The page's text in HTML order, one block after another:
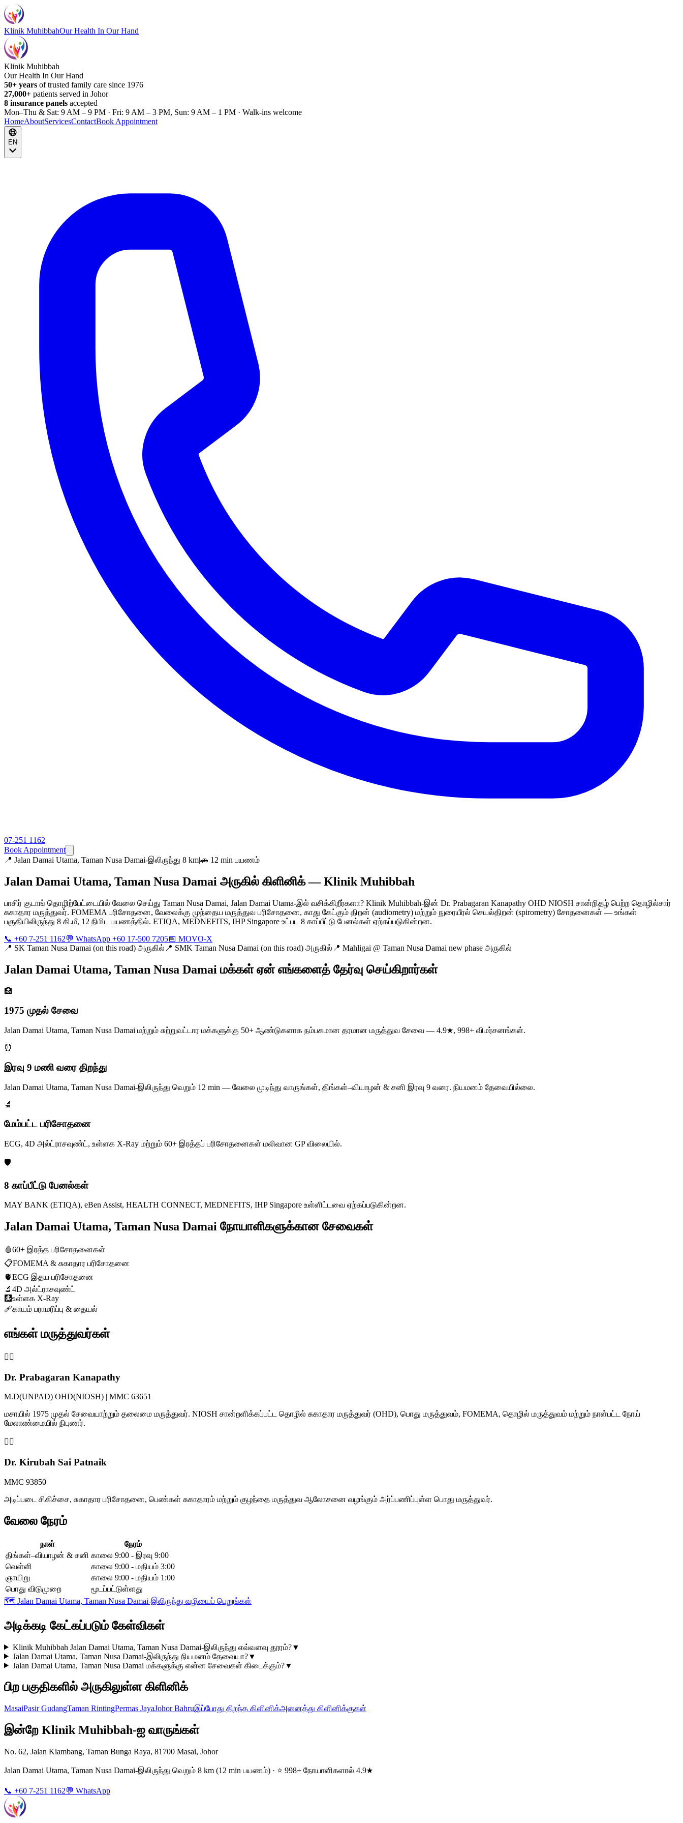
Klinik MuhibbahOur Health In Our Hand
Klinik Muhibbah
Our Health In Our Hand
50+ years of trusted family care since 1976
27,000+ patients served in Johor
8 insurance panels accepted
Mon–Thu & Sat: 9 AM – 9 PM · Fri: 9 AM – 3 PM, Sun: 9 AM – 1 PM · Walk-ins welcome
HomeAboutServicesContactBook Appointment
EN
07-251 1162
Book Appointment
📍 Jalan Damai Utama, Taman Nusa Damai-இலிருந்து 8 km|🚗 12 min பயணம்
Jalan Damai Utama, Taman Nusa Damai அருகில் கிளினிக் — Klinik Muhibbah
பாசிர் குடாங் தொழிற்பேட்டையில் வேலை செய்து Taman Nusa Damai, Jalan Damai Utama-இல் வசிக்கிறீர்களா? Klinik Muhibbah-இன் Dr. Prabagaran Kanapathy OHD NIOSH சான்றிதழ் பெற்ற தொழில்சார்
சுகாதார மருத்துவர். FOMEMA பரிசோதனை, வேலைக்கு முந்தைய மருத்துவ பரிசோதனை, காது கேட்கும் திறன் (audiometry) மற்றும் நுரையீரல் செயல்திறன் (spirometry) சோதனைகள் — உங்கள்
பகுதியிலிருந்து 8 கி.மீ, 12 நிமிட பயணத்தில். ETIQA, MEDNEFITS, IHP Singapore உட்பட 8 காப்பீட்டு பேனல்கள் ஏற்கப்படுகின்றன.
📞 +60 7-251 1162💬 WhatsApp +60 17-500 7205📅 MOVO-X
📍 SK Taman Nusa Damai (on this road) அருகில் 📍 SMK Taman Nusa Damai (on this road) அருகில் 📍 Mahligai @ Taman Nusa Damai new phase அருகில்
Jalan Damai Utama, Taman Nusa Damai மக்கள் ஏன் எங்களைத் தேர்வு செய்கிறார்கள்
🏥
1975 முதல் சேவை
Jalan Damai Utama, Taman Nusa Damai மற்றும் சுற்றுவட்டார மக்களுக்கு 50+ ஆண்டுகளாக நம்பகமான தரமான மருத்துவ சேவை — 4.9★, 998+ விமர்சனங்கள்.
⏰
இரவு 9 மணி வரை திறந்து
Jalan Damai Utama, Taman Nusa Damai-இலிருந்து வெறும் 12 min — வேலை முடிந்து வாருங்கள், திங்கள்–வியாழன் & சனி இரவு 9 வரை. நியமனம் தேவையில்லை.
🔬
மேம்பட்ட பரிசோதனை
ECG, 4D அல்ட்ராசவுண்ட், உள்ளக X-Ray மற்றும் 60+ இரத்தப் பரிசோதனைகள் மலிவான GP விலையில்.
🛡️
8 காப்பீட்டு பேனல்கள்
MAY BANK (ETIQA), eBen Assist, HEALTH CONNECT, MEDNEFITS, IHP Singapore உள்ளிட்டவை ஏற்கப்படுகின்றன.
Jalan Damai Utama, Taman Nusa Damai நோயாளிகளுக்கான சேவைகள்
🩸60+ இரத்த பரிசோதனைகள்
📋FOMEMA & சுகாதார பரிசோதனை
🫀ECG இதய பரிசோதனை
🔬 4D அல்ட்ராசவுண்ட்
🩻உள்ளக X-Ray
🩹காயம் பராமரிப்பு & தையல்
எங்கள் மருத்துவர்கள்
👨‍⚕️
Dr. Prabagaran Kanapathy
M.D(UNPAD) OHD(NIOSH) | MMC 63651
மசாயில் 1975 முதல் சேவையாற்றும் தலைமை மருத்துவர். NIOSH சான்றளிக்கப்பட்ட தொழில் சுகாதார மருத்துவர் (OHD), பொது மருத்துவம், FOMEMA, தொழில் மருத்துவம் மற்றும் நாள்பட்ட நோய்
மேலாண்மையில் நிபுணர்.
👩‍⚕️
Dr. Kirubah Sai Patnaik
MMC 93850
அடிப்படை சிகிச்சை, சுகாதார பரிசோதனை, பெண்கள் சுகாதாரம் மற்றும் குழந்தை மருத்துவ ஆலோசனை வழங்கும் அர்ப்பணிப்புள்ள பொது மருத்துவர்.
வேலை நேரம்
நாள்
நேரம்
திங்கள்–வியாழன் & சனி காலை 9:00 - இரவு 9:00
வெள்ளி
காலை 9:00 - மதியம் 3:00
ஞாயிறு
காலை 9:00 - மதியம் 1:00
பொது விடுமுறை
மூடப்பட்டுள்ளது
🗺️ Jalan Damai Utama, Taman Nusa Damai-இலிருந்து வழியைப் பெறுங்கள்
அடிக்கடி கேட்கப்படும் கேள்விகள்
Klinik Muhibbah Jalan Damai Utama, Taman Nusa Damai-இலிருந்து எவ்வளவு தூரம்?▼
Jalan Damai Utama, Taman Nusa Damai-இலிருந்து நியமனம் தேவையா?▼
Jalan Damai Utama, Taman Nusa Damai மக்களுக்கு என்ன சேவைகள் கிடைக்கும்?▼
பிற பகுதிகளில் அருகிலுள்ள கிளினிக்
MasaiPasir GudangTaman RintingPermas JayaJohor Bahruஇப்போது திறந்த கிளினிக்அனைத்து கிளினிக்குகள்
இன்றே Klinik Muhibbah-ஐ வாருங்கள்
No. 62, Jalan Kiambang, Taman Bunga Raya, 81700 Masai, Johor
Jalan Damai Utama, Taman Nusa Damai-இலிருந்து வெறும் 8 km (12 min பயணம்) · ⭐ 998+ நோயாளிகளால் 4.9★
📞 +60 7-251 1162💬 WhatsApp